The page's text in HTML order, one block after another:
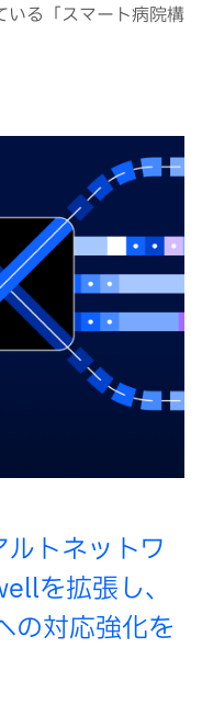
いる「スマート病院構
トネットワ
を拡張し、
の対応強化を